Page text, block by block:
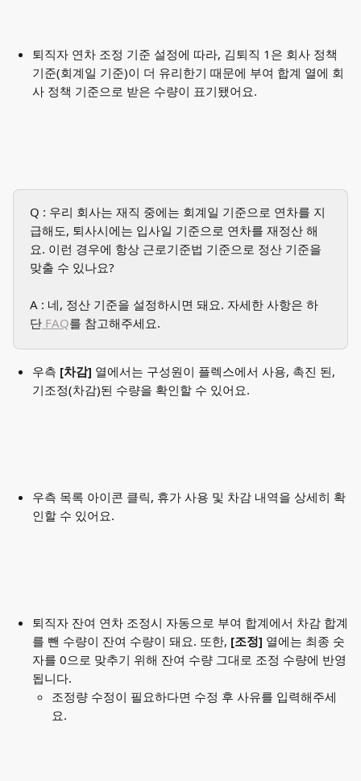
퇴직자 연차 조정 기준 설정에 따라, 김퇴직 1은 회사 정책
기준(회계일 기준)이 더 유리한기 때문에 부여 합계 열에 회
사 정책 기준으로 받은 수량이 표기됐어요.
Q : 우리 회사는 재직 중에는 회계일 기준으로 연차를 지
급해도, 퇴사시에는 입사일 기준으로 연차를 재정산 해
요. 이런 경우에 항상 근로기준법 기준으로 정산 기준을
맞출 수 있나요?
A : 네, 정산 기준을 설정하시면 돼요. 자세한 사항은 하
단 FAQ를 참고해주세요.
우측 [차감] 열에서는 구성원이 플렉스에서 사용, 촉진 된,
기조정(차감)된 수량을 확인할 수 있어요.
우측 목록 아이콘 클릭, 휴가 사용 및 차감 내역을 상세히 확
인할 수 있어요.
퇴직자 잔여 연차 조정시 자동으로 부여 합계에서 차감 합계
를 뺀 수량이 잔여 수량이 돼요. 또한, [조정] 열에는 최종 숫
자를 0으로 맞추기 위해 잔여 수량 그대로 조정 수량에 반영
됩니다.
조정량 수정이 필요하다면 수정 후 사유를 입력해주세
요.